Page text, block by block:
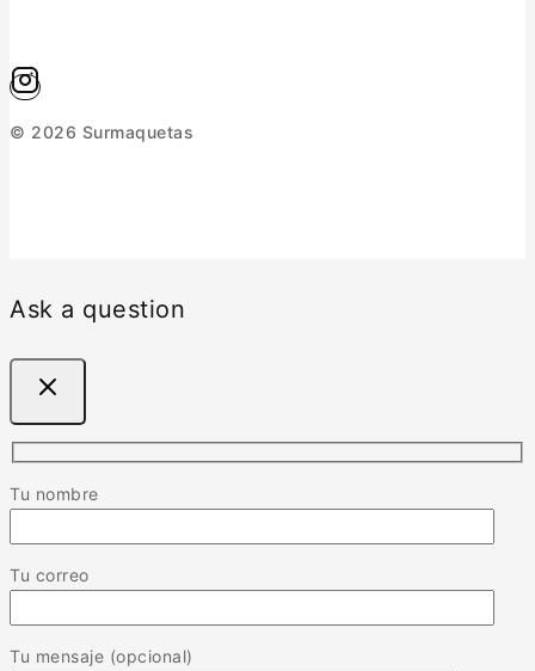
© 2026 Surmaquetas
Ask a question
Tu nombre
Tu correo
Tu mensaje (opcional)